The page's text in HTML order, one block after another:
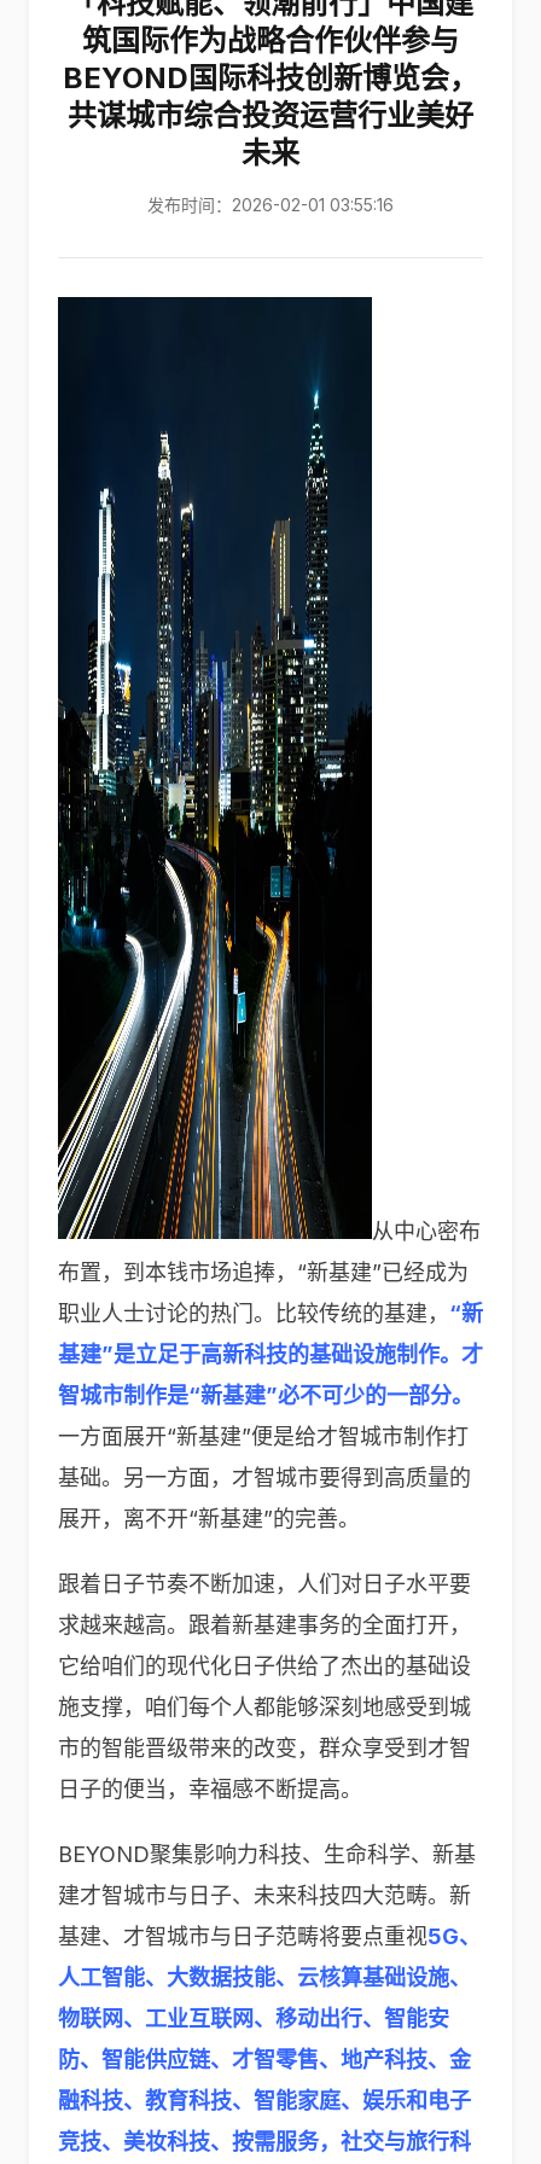
筑国际作为战略合作伙伴参与
BEYOND国际科技创新博览会，
共谋城市综合投资运营行业美好
未来
发布时间：2026-02-01 03:55:16
从中心密布
布置，到本钱市场追捧，“新基建”已经成为
职业人士讨论的热门。比较传统的基建， “新
基建”是立足于高新科技的基础设施制作。才
智城市制作是“新基建”必不可少的一部分。
一方面展开“新基建”便是给才智城市制作打
基础。另一方面，才智城市要得到高质量的
展开，离不开“新基建”的完善。
跟着日子节奏不断加速，人们对日子水平要
求越来越高。跟着新基建事务的全面打开，
它给咱们的现代化日子供给了杰出的基础设
施支撑，咱们每个人都能够深刻地感受到城
市的智能晋级带来的改变，群众享受到才智
日子的便当，幸福感不断提高。
BEYOND聚集影响力科技、生命科学、新基
建才智城市与日子、未来科技四大范畴。新
基建、才智城市与日子范畴将要点重视5G、
人工智能、大数据技能、云核算基础设施、
物联网、工业互联网、移动出行、智能安
防、智能供应链、才智零售、地产科技、金
融科技、教育科技、智能家庭、娱乐和电子
竞技、美妆科技、按需服务，社交与旅行科